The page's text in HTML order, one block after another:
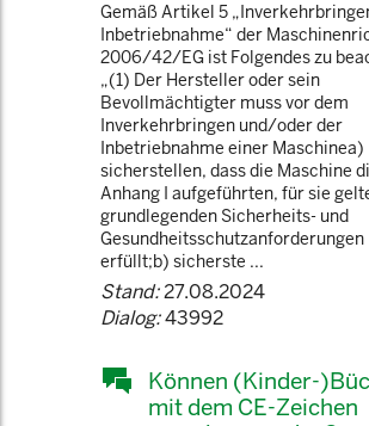
Gemäß Artikel 5
Inbetriebnahme“ der
2006/42/EG ist Folgendes zu
„(1) Der Hersteller oder sein
Bevollmächtigter muss vor dem
Inverkehrbringen und/oder der
Inbetriebnahme einer Maschinea)
sicherstellen, dass die Maschine
Anhang I aufgeführten, für sie
grundlegenden Sicherheits- und
Gesundheitsschutzanforderungen
erfüllt;b) sicherste ...
Stand:27.08.2024
Dialog:43992
Können (Kinder-
mit dem CE-Zeichen